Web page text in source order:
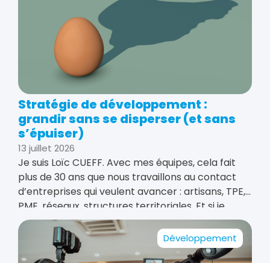
Stratégie de développement :
grandir sans se disperser (et sans
s’épuiser)
13 juillet 2026
Je suis Loïc CUEFF. Avec mes équipes, cela fait
plus de 30 ans que nous travaillons au contact
d’entreprises qui veulent avancer : artisans, TPE,
PME, réseaux, structures territoriales. Et si je
devais résumer ce que je vois le plus
Développement